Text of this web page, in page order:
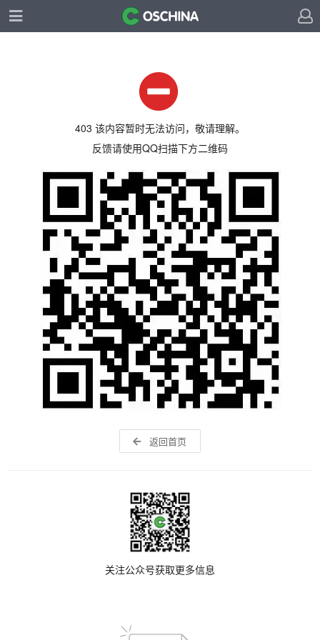
403 该内容暂时无法访问，敬请理解。
反馈请使用QQ扫描下方二维码
返回首页
关注公众号获取更多信息